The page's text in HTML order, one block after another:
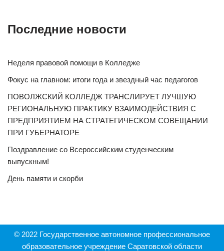
Последние новости
Неделя правовой помощи в Колледже
Фокус на главном: итоги года и звездный час педагогов
ПОВОЛЖСКИЙ КОЛЛЕДЖ ТРАНСЛИРУЕТ ЛУЧШУЮ
РЕГИОНАЛЬНУЮ ПРАКТИКУ ВЗАИМОДЕЙСТВИЯ С
ПРЕДПРИЯТИЕМ НА СТРАТЕГИЧЕСКОМ СОВЕЩАНИИ
ПРИ ГУБЕРНАТОРЕ
Поздравление со Всероссийским студенческим
выпускным!
День памяти и скорби
© 2022 Государственное автономное профессиональное
образовательное учреждение Саратовской области